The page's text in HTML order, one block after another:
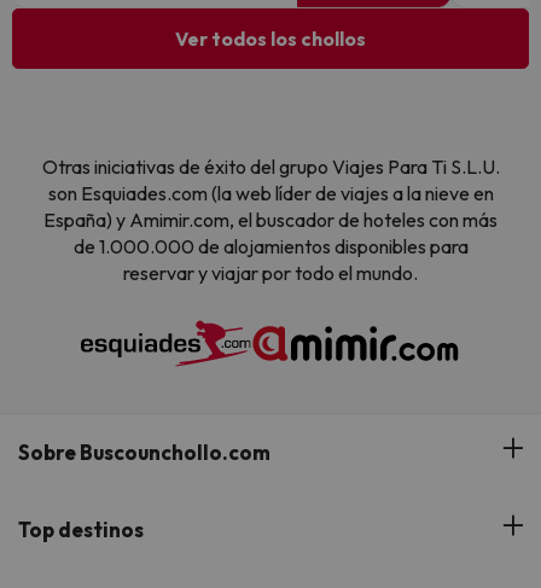
Ver todos los chollos
Otras iniciativas de éxito del grupo Viajes Para Ti S.L.U.
son Esquiades.com (la web líder de viajes a la nieve en
España) y Amimir.com, el buscador de hoteles con más
de 1.000.000 de alojamientos disponibles para
reservar y viajar por todo el mundo.
Sobre Buscounchollo.com
¿Quiénes somos?
Top destinos